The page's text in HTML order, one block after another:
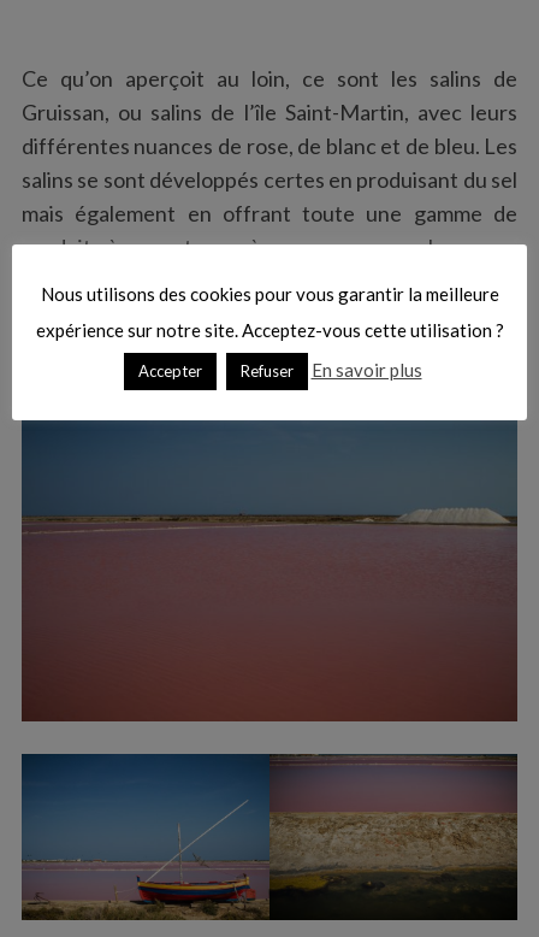
Ce qu’on aperçoit au loin, ce sont les salins de
Gruissan, ou salins de l’île Saint-Martin, avec leurs
différentes nuances de rose, de blanc et de bleu. Les
salins se sont développés certes en produisant du sel
mais également en offrant toute une gamme de
produits à emporter ou à consommer sur place avec
l’on mange bien.
Nous utilisons des cookies pour vous garantir la meilleure
expérience sur notre site. Acceptez-vous cette utilisation ?
Accepter Refuser En savoir plus